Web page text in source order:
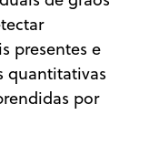
presentes e
quantitativas
por